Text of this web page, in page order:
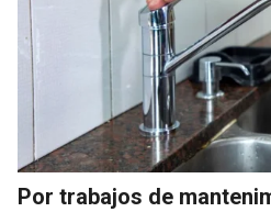
Por trabajos de